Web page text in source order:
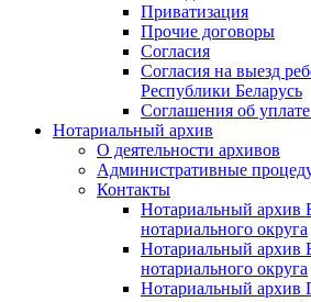
Приватизация
Прочие договоры
Согласия
Согласия на выезд
Республики Беларусь
Соглашения об
Нотариальный архив
О деятельности архивов
Административные
Контакты
Нотариальный архив
нотариального округа
Нотариальный архив
нотариального округа
Нотариальный архив